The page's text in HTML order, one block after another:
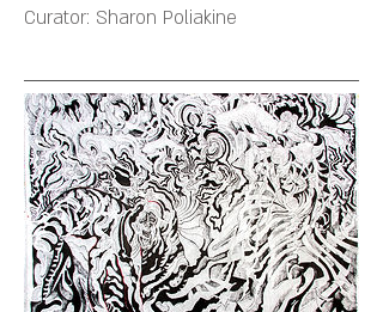
Curator: Sharon Poliakine